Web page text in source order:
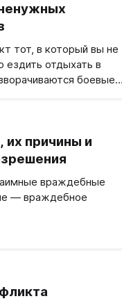
тот, в который вы не
ездить отдыхать в
боевые
с
по
поддерживайте
причины и
враждебные
— враждебное